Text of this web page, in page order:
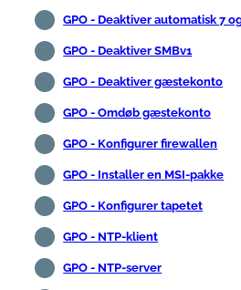
GPO - Deaktiver automatisk 7
GPO - Deaktiver SMBv1
GPO - Deaktiver gæstekonto
GPO - Omdøb gæstekonto
GPO - Konfigurer firewallen
GPO - Installer en MSI-pakke
GPO - Konfigurer tapetet
GPO - NTP-klient
GPO - NTP-server